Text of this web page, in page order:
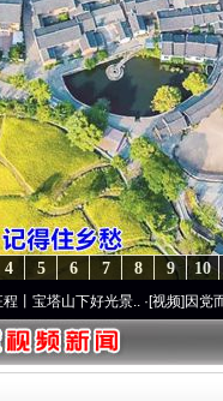
10
9
8
7
6
5
4
好光景..·[视频]因党而生 为党